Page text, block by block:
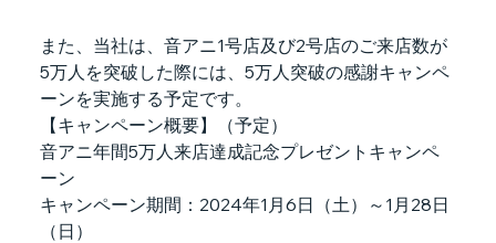
また、当社は、音アニ1号店及び2号店のご来店数が
5万人を突破した際には、5万人突破の感謝キャンペ
ーンを実施する予定です。
【キャンペーン概要】（予定）
音アニ年間5万人来店達成記念プレゼントキャンペ
ーン
キャンペーン期間：2024年1月6日（土）～1月28日
（日）